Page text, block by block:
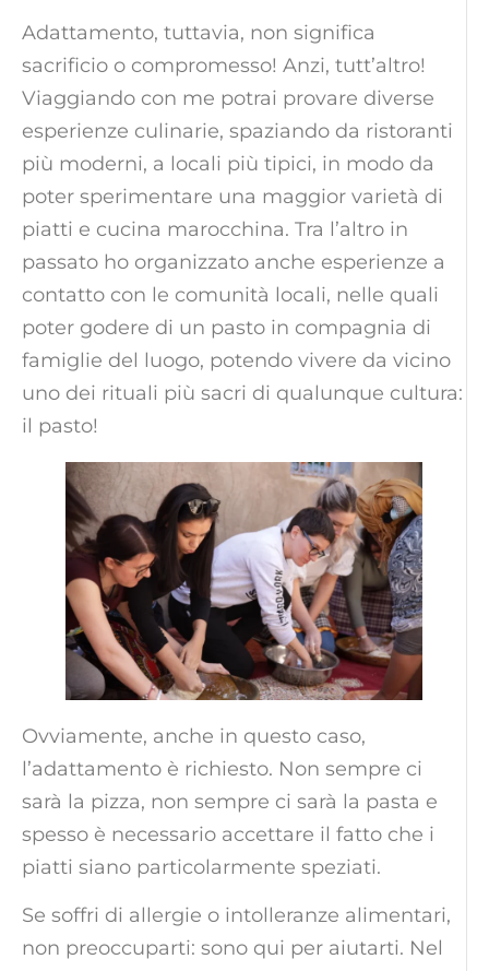
Adattamento, tuttavia, non significa
sacrificio o compromesso! Anzi, tutt’altro!
Viaggiando con me potrai provare diverse
esperienze culinarie, spaziando da ristoranti
più moderni, a locali più tipici, in modo da
poter sperimentare una maggior varietà di
piatti e cucina marocchina. Tra l’altro in
passato ho organizzato anche esperienze a
contatto con le comunità locali, nelle quali
poter godere di un pasto in compagnia di
famiglie del luogo, potendo vivere da vicino
uno dei rituali più sacri di qualunque cultura:
il pasto!
Ovviamente, anche in questo caso,
l’adattamento è richiesto. Non sempre ci
sarà la pizza, non sempre ci sarà la pasta e
spesso è necessario accettare il fatto che i
piatti siano particolarmente speziati.
Se soffri di allergie o intolleranze alimentari,
non preoccuparti: sono qui per aiutarti. Nel